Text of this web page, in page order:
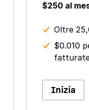
$250 al
Oltre
$0.010
Inizia